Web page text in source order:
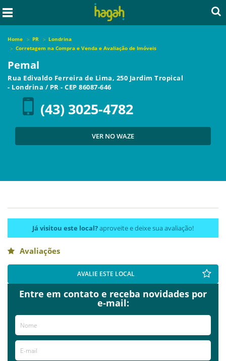
Home PR
Londrina
Corretagem na Compra e Venda e Avaliação de Imóveis
Pemal
Rua Edivaldo Ferreira de Lima, 250 Jardim Tropical
- Londrina / PR - CEP 86087-646
(43) 3025-4782
VER NO WAZE
Já visitou este local?aproveite e deixe sua avaliação!
Avaliações
AVALIE ESTE LOCAL
Entre em contato e receba novidades por
e-mail: